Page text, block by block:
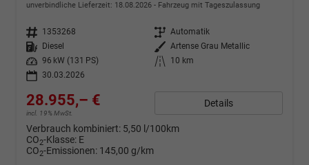
unverbindliche Lieferzeit: 18.08.2026 Fahrzeug mit Tageszulassung
Fahrzeugnr. 1353268 Getriebe Automatik
Kraftstoff
Diesel Außenfarbe Artense Grau Metallic
Leistung
96 kW (131 PS) Kilometerstand
10 km
30.03.2026
28.955,– €
incl. 19% MwSt.
Details
Verbrauch kombiniert: 5,50 l/100km
CO2-Klasse: E
CO2-Emissionen: 145,00 g/km